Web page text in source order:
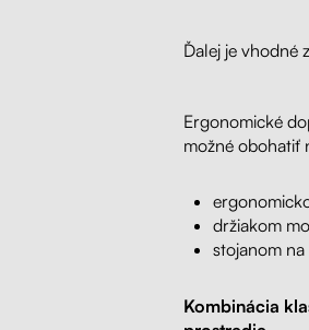
Ďalej je vhodné
Ergonomické
možné obohatiť
držiakom
stojanom
Kombinácia